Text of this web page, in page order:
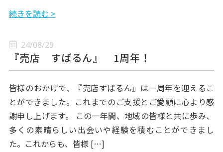
続きを読む >
24/08/29
『売店 すばるん』 1周年！
皆様のおかげで、『売店すばるん』は一周年を迎えるこ
とができました。これまでのご支援とご愛顧に心より感
謝申し上げます。 この一年間、地域の皆様と共に歩み、
多くの素晴らしい出会いや経験を積むことができまし
た。これからも、皆様 […]